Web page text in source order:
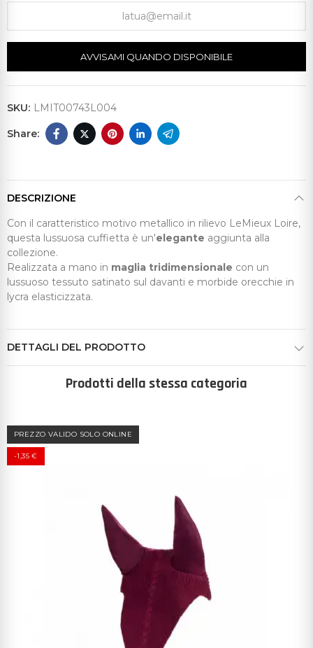
AVVISAMI QUANDO DISPONIBILE
SKU: LMIT00743L004
DESCRIZIONE
Con il caratteristico motivo metallico in rilievo LeMieux Loire,
questa lussuosa cuffietta è un'elegante aggiunta alla
collezione.
Realizzata a mano in maglia tridimensionale con un
lussuoso tessuto satinato sul davanti e morbide orecchie in
lycra elasticizzata.
DETTAGLI DEL PRODOTTO
Prodotti della stessa categoria
PREZZO VALIDO SOLO ONLINE
-1,35 €